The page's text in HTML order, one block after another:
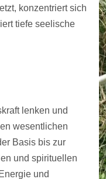
konzentriert sich
tiefe seelische
lenken und
wesentlichen
Basis bis zur
und spirituellen
und